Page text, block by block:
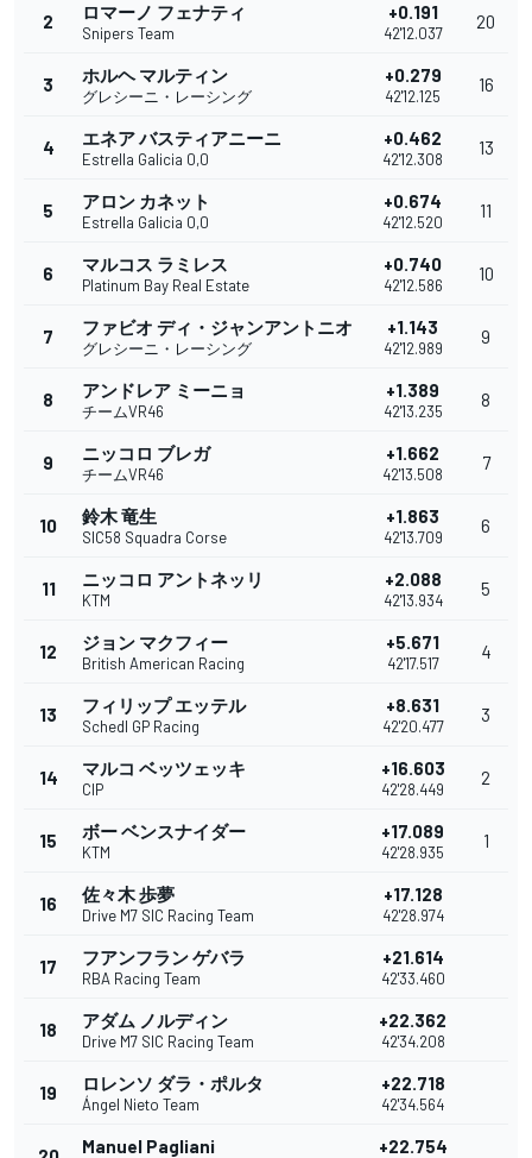
2 ロマーノ フェナティ
Snipers Team
+0.191
42'12.037
20
3 ホルヘ マルティン
グレシーニ・レーシング
+0.279
42'12.125
16
4 エネア バスティアニーニ
Estrella Galicia 0,0
+0.462
42'12.308
13
5 アロン カネット
Estrella Galicia 0,0
+0.674
42'12.520
11
6 マルコス ラミレス
Platinum Bay Real Estate
+0.740
42'12.586
10
7 ファビオ ディ・ジャンアントニオ
グレシーニ・レーシング
+1.143
42'12.989
9
8 アンドレア ミーニョ
チームVR46
+1.389
42'13.235
8
9 ニッコロ ブレガ
チームVR46
+1.662
42'13.508
7
10 鈴木 竜生
SIC58 Squadra Corse
+1.863
42'13.709
6
11 ニッコロ アントネッリ
KTM
+2.088
42'13.934
5
12 ジョン マクフィー
British American Racing
+5.671
42'17.517
4
13 フィリップ エッテル
Schedl GP Racing
+8.631
42'20.477
3
14 マルコ ベッツェッキ
CIP
+16.603
42'28.449
2
15 ボー ベンスナイダー
KTM
+17.089
42'28.935
1
16 佐々木 歩夢
Drive M7 SIC Racing Team
+17.128
42'28.974
17 フアンフラン ゲバラ
RBA Racing Team
+21.614
42'33.460
18 アダム ノルディン
Drive M7 SIC Racing Team
+22.362
42'34.208
19 ロレンソ ダラ・ポルタ
Ángel Nieto Team
+22.718
42'34.564
Manuel Pagliani +22.754